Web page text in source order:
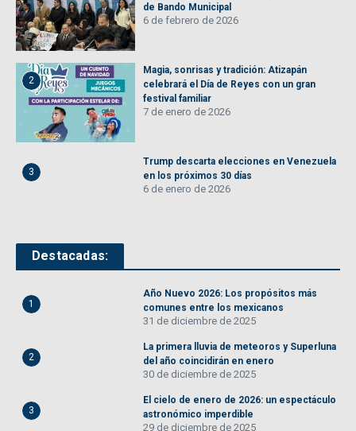
de Bando Municipal
6 de febrero de 2026
2
Magia, sonrisas y tradición: Atizapán
celebrará el Día de Reyes con un gran
festival familiar
7 de enero de 2026
3
Trump descarta elecciones en Venezuela
en los próximos 30 días
6 de enero de 2026
Destacadas:
1
Año Nuevo 2026: Los propósitos más
comunes entre los mexicanos
31 de diciembre de 2025
2
La primera lluvia de meteoros y Superluna
del año coincidirán en enero
30 de diciembre de 2025
3
El cielo de enero de 2026: un espectáculo
astronómico imperdible
29 de diciembre de 2025